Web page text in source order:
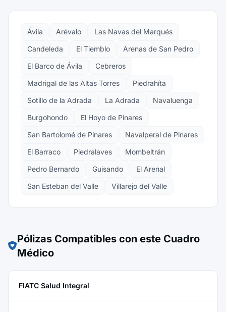
Ávila Arévalo
Las Navas del Marqués
Candeleda
El Tiemblo
Arenas de San Pedro
El Barco de Ávila
Cebreros
Madrigal de las Altas Torres
Piedrahíta
Sotillo de la Adrada
La Adrada
Navaluenga
Burgohondo
El Hoyo de Pinares
San Bartolomé de Pinares
Navalperal de Pinares
El Barraco
Piedralaves
Mombeltrán
Pedro Bernardo
Guisando
El Arenal
San Esteban del Valle
Villarejo del Valle
Pólizas Compatibles con este Cuadro
Médico
FIATC Salud Integral